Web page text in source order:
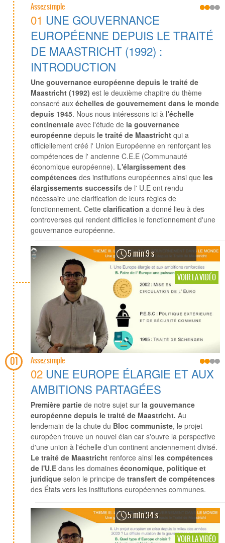
01
Assez simple
01 UNE GOUVERNANCE
EUROPÉENNE DEPUIS LE TRAITÉ
DE MAASTRICHT (1992) :
INTRODUCTION
Une gouvernance européenne depuis le traité de
Maastricht (1992) est le deuxième chapitre du thème
consacré auxéchelles de gouvernement dans le monde
depuis 1945. Nous nous intéressons ici à l'échelle
continentale avec l'étude de la gouvernance
européenne depuis le traité de Maastricht qui a
officiellement créé l' Union Européenne en renforçant les
compétences de l' ancienne C.E.E (Communauté
économique européenne). L'élargissement des
compétences des institutions européennes ainsi que les
élargissements successifs de l' U.E ont rendu
nécessaire une clarification de leurs règles de
fonctionnement. Cetteclarification a donné lieu à des
controverses qui rendent difficiles le fonctionnement d'une
gouvernance européenne.
5 min 9 s
VOIR LA VIDÉO
Assez simple
02 UNE EUROPE ÉLARGIE ET AUX
AMBITIONS PARTAGÉES
Première partie de notre sujet sur la gouvernance
européenne depuis le traité de Maastricht. Au
lendemain de la chute du Bloc communiste, le projet
européen trouve un nouvel élan car s'ouvre la perspective
d'une union à l'échelle d'un continent anciennement divisé.
Le traité de Maastricht renforce ainsi les compétences
de l'U.E dans les domaineséconomique, politique et
juridique selon le principe detransfert de compétences
des États vers les institutions européennes communes.
5 min 34 s
VOIR LA VIDÉO